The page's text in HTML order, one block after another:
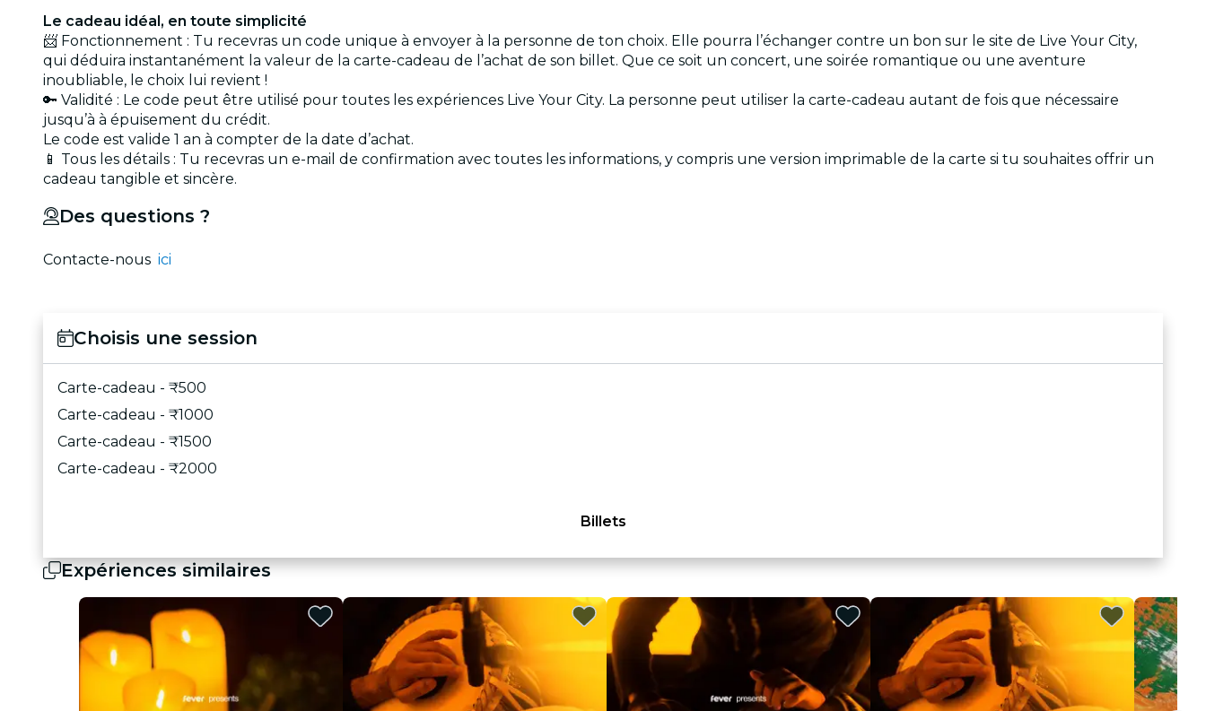
Le cadeau idéal, en toute simplicité
📨 Fonctionnement : Tu recevras un code unique à envoyer à la personne de ton choix. Elle pourra l’échanger contre un bon sur le site de Live Your City,
qui déduira instantanément la valeur de la carte-cadeau de l’achat de son billet. Que ce soit un concert, une soirée romantique ou une aventure
inoubliable, le choix lui revient !
🔑 Validité : Le code peut être utilisé pour toutes les expériences Live Your City. La personne peut utiliser la carte-cadeau autant de fois que nécessaire
jusqu’à à épuisement du crédit.
Le code est valide 1 an à compter de la date d’achat.
📱 Tous les détails : Tu recevras un e-mail de confirmation avec toutes les informations, y compris une version imprimable de la carte si tu souhaites offrir un
cadeau tangible et sincère.
Des questions ?
Contacte-nous ici
Choisis une session
Carte-cadeau - ₹500
Carte-cadeau - ₹1000
Carte-cadeau - ₹1500
Carte-cadeau - ₹2000
Billets
Expériences similaires